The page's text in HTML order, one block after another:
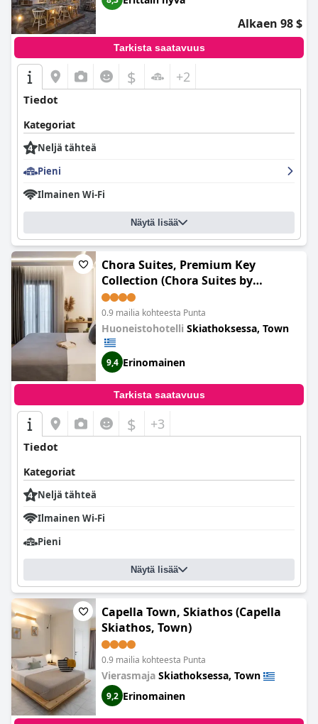
Alkaen 98 $
Tarkista saatavuus
$ +2
Tiedot
Kategoriat
Neljä tähteä
Pieni
Ilmainen Wi-Fi
Näytä lisää
Chora Suites, Premium Key
Collection (Chora Suites by
Premium Key)
0.9 mailia kohteesta Punta
Huoneistohotelli Skiathoksessa, Town
9,4 Erinomainen
Tarkista saatavuus
$ +3
Tiedot
Kategoriat
Neljä tähteä
Ilmainen Wi-Fi
Pieni
Näytä lisää
Capella Town, Skiathos (Capella
Skiathos, Town)
0.9 mailia kohteesta Punta
Vierasmaja Skiathoksessa, Town
9,2 Erinomainen